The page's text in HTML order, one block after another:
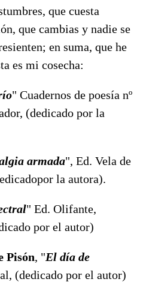
que cuesta
que cambias y nadie se
en suma, que he
es mi cosecha:
" Cuadernos de poesía nº
(dedicado por la
armada", Ed. Vela de
la autora).
" Ed. Olifante,
por el autor)
Pisón, "El día de
(dedicado por el autor)